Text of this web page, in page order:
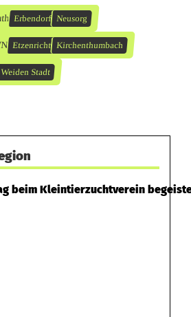
Erbendorf Neusorg
Etzenricht Kirchenthumbach
Weiden Stadt